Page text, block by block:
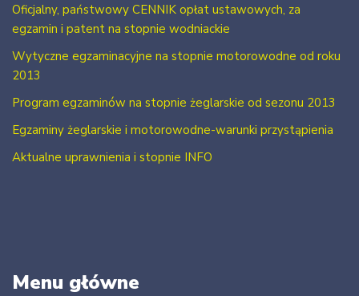
Oficjalny, państwowy CENNIK opłat ustawowych, za
egzamin i patent na stopnie wodniackie
Wytyczne egzaminacyjne na stopnie motorowodne od roku
2013
Program egzaminów na stopnie żeglarskie od sezonu 2013
Egzaminy żeglarskie i motorowodne-warunki przystąpienia
Aktualne uprawnienia i stopnie INFO
Menu główne